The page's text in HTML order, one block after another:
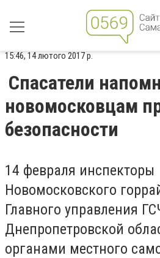
15:46, 14 лютого 2017 р.
Спасатели
новомосковцам
безопасности
14 февраля инспекторы
Новомосковского
Главного управления
Днепропетровской
органами местного